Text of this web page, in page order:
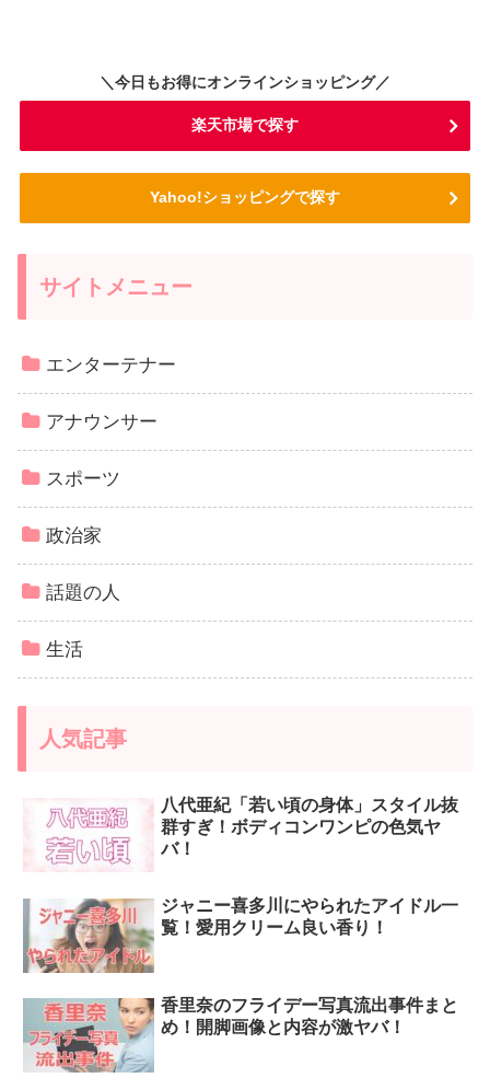
＼今日もお得にオンラインショッピング／
楽天市場で探す
Yahoo!ショッピングで探す
サイトメニュー
エンターテナー
アナウンサー
スポーツ
政治家
話題の人
生活
人気記事
八代亜紀「若い頃の身体」スタイル抜
群すぎ！ボディコンワンピの色気ヤ
バ！
ジャニー喜多川にやられたアイドル一
覧！愛用クリーム良い香り！
香里奈のフライデー写真流出事件まと
め！開脚画像と内容が激ヤバ！